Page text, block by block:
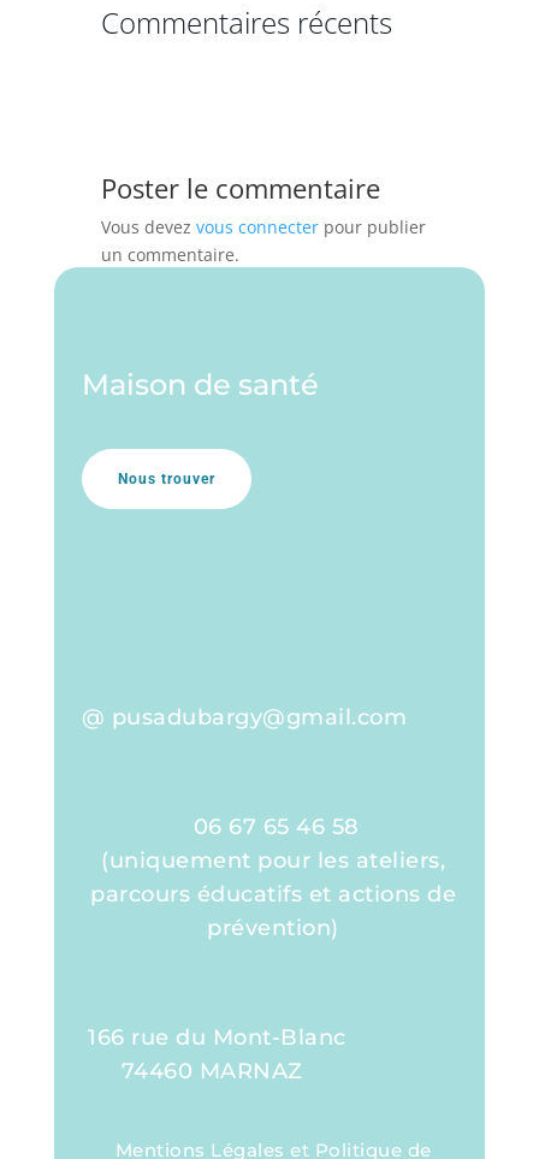
Commentaires récents
Poster le commentaire
Vous devez vous connecter pour publier
un commentaire.
Maison de santé
Nous trouver
@ pusadubargy@gmail.com
06 67 65 46 58
(uniquement pour les ateliers,
parcours éducatifs et actions de
prévention)
166 rue du Mont-Blanc
74460 MARNAZ
Mentions Légales et Politique de